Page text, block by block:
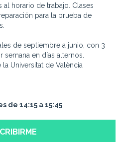
al horario de trabajo. Clases
para la prueba de
de septiembre a junio, con 3
en días alternos.
Universitat de València
de 14:15 a 15:45